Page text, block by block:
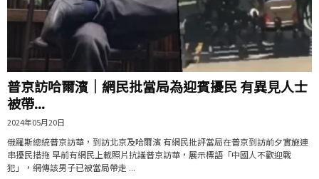
普京訪哈爾濱｜網民批當局為迎賓擾民 有異見人士
被帶...
2024年05月20日
俄羅斯總統普京訪華，到訪北京及哈爾濱 有網民批評當局在普京到訪前夕實施連
串擾民措拖 早前有網民上載照片抗議普京訪華，展示標語「中國人不歡迎戰
犯」，網傳該男子已被當局帶走 ...